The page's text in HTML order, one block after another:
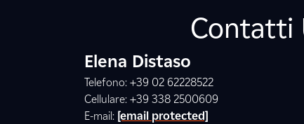
Contatti
Elena Distaso
Telefono: +39 02 62228522
Cellulare: +39 338 2500609
E-mail: [email protected]